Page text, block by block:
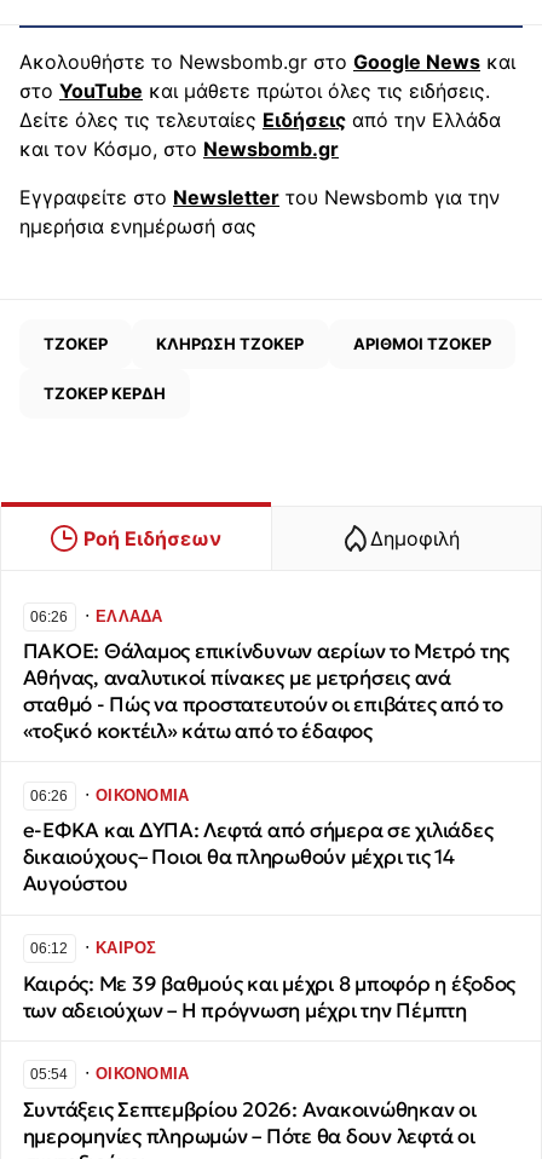
Ακολουθήστε το Newsbomb.gr στο Google News και
στο YouTube και μάθετε πρώτοι όλες τις ειδήσεις.
Δείτε όλες τις τελευταίες Ειδήσεις από την Ελλάδα
και τον Κόσμο, στο Newsbomb.gr
Εγγραφείτε στο Newsletter του Newsbomb για την
ημερήσια ενημέρωσή σας
ΤΖΟΚΕΡ ΚΛΗΡΩΣΗ ΤΖΟΚΕΡ ΑΡΙΘΜΟΙ ΤΖΟΚΕΡ
ΤΖΟΚΕΡ ΚΕΡΔΗ
Ροή Ειδήσεων Δημοφιλή
06:26 ∙ΕΛΛΑΔΑ
ΠΑΚΟΕ: Θάλαμος επικίνδυνων αερίων το Μετρό της
Αθήνας, αναλυτικοί πίνακες με μετρήσεις ανά
σταθμό - Πώς να προστατευτούν οι επιβάτες από το
«τοξικό κοκτέιλ» κάτω από το έδαφος
06:26 ∙ΟΙΚΟΝΟΜΙΑ
e-ΕΦΚΑ και ΔΥΠΑ: Λεφτά από σήμερα σε χιλιάδες
δικαιούχους– Ποιοι θα πληρωθούν μέχρι τις 14
Αυγούστου
06:12 ∙ΚΑΙΡΟΣ
Καιρός: Με 39 βαθμούς και μέχρι 8 μποφόρ η έξοδος
των αδειούχων – Η πρόγνωση μέχρι την Πέμπτη
05:54 ∙ΟΙΚΟΝΟΜΙΑ
Συντάξεις Σεπτεμβρίου 2026: Ανακοινώθηκαν οι
ημερομηνίες πληρωμών – Πότε θα δουν λεφτά οι